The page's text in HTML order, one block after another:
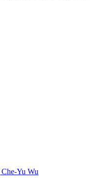
Che-Yu Wu